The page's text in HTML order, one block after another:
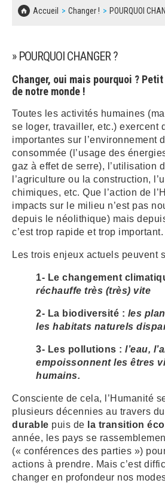
Accueil Changer ! POURQUOI
» POURQUOI CHANGER ?
Changer, oui mais pourquoi ?
de notre monde !
Toutes les activités humaines
se loger, travailler, etc.) exercent
importantes sur l’environnement
consommée (l’usage des
gaz à effet de serre), l’utilisation
l’agriculture ou la construction,
chimiques, etc. Que l’action de
impacts sur le milieu n’est pas
depuis le néolithique) mais
c’est trop rapide et trop important.
Les trois enjeux actuels peuvent
1- Le changement
réchauffe très (très) vite
2- La biodiversité : les
les habitats naturels
3- Les pollutions : l’eau,
empoissonnent les êtres
humains.
Consciente de cela, l’Humanité
plusieurs décennies au travers du
durable puis de la transition
année, les pays se
(« conférences des parties »)
actions à prendre. Mais c’est
changer en profondeur nos
CONCERTATIONS PUBLIQUES
SOLIDARITÉ, LOGEMENT
SÉNIORS
EMPLOI
URBANISME
POLICE MUNICIPALE
DECHETS
SIGNALEMENTS
BESOIN D'UNE AIDE ?
LES ASSOCIATIONS
MARCHÉS PUBLICS
SUR LES RISQUES MAJEURS
REGLEMENT LOCAL DE PUBLICITÉ
DECLARATION DE DEMARCHAGE
DOSSIER DE DEMANDE DE
DEMANDE DE PRÊT DE MATERIEL
FICHE D'ORGANISATION
PLAN D'ACTION MUNICIPAL
ARRÊTÉS MUNICIPAUX
DÉLIBÉRATIONS